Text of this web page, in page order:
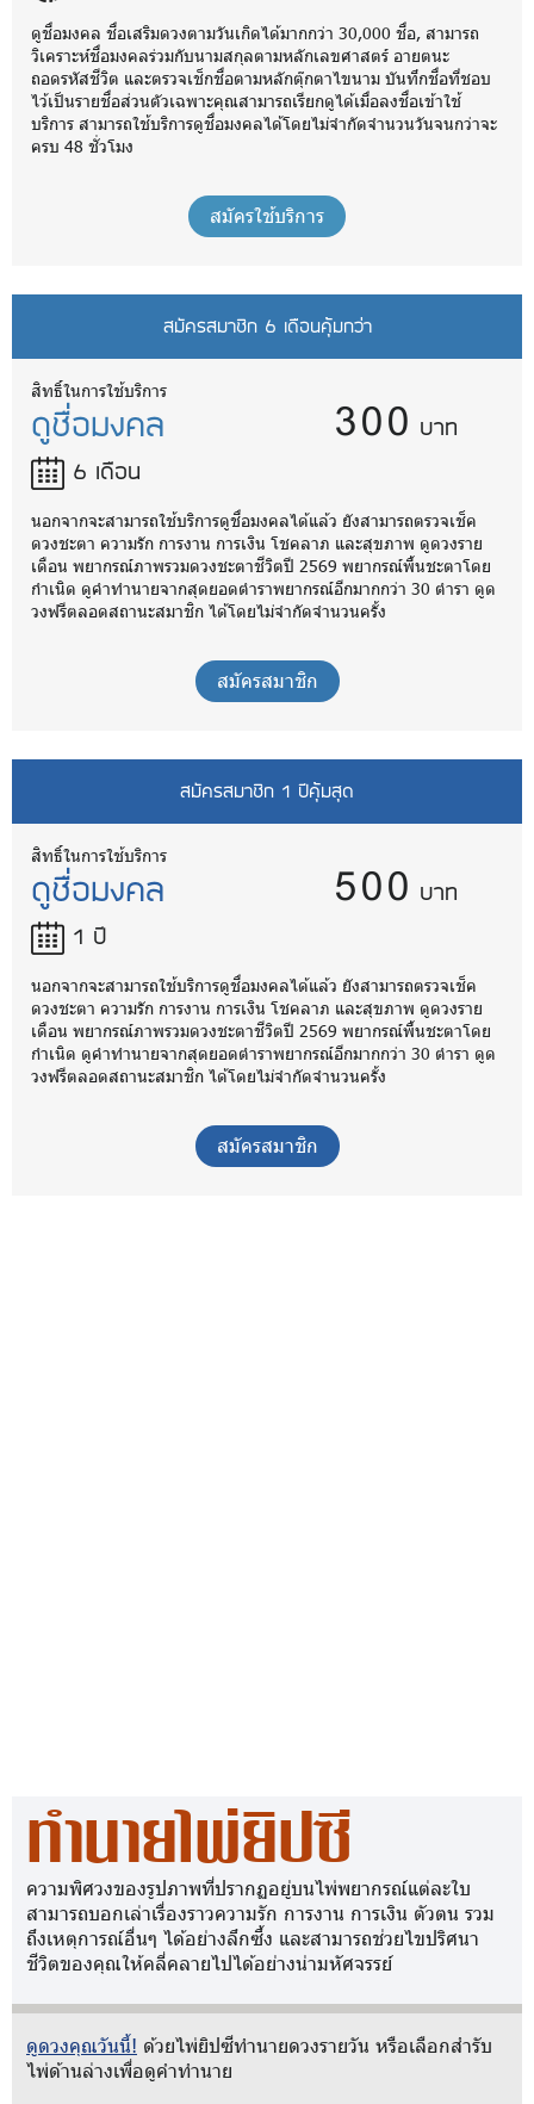
ดูชื่อมงคล ชื่อเสริมดวงตามวันเกิดได้มากกว่า 30,000 ชื่อ, สามารถ
วิเคราะห์ชื่อมงคลร่วมกับนามสกุลตามหลักเลขศาสตร์ อายตนะ
ถอดรหัสชีวิต และตรวจเช็กชื่อตามหลักตุ๊กตาไขนาม บันทึกชื่อที่ชอบ
ไว้เป็นรายชื่อส่วนตัวเฉพาะคุณสามารถเรียกดูได้เมื่อลงชื่อเข้าใช้
บริการ สามารถใช้บริการดูชื่อมงคลได้โดยไม่จำกัดจำนวนวันจนกว่าจะ
ครบ 48 ชั่วโมง
สมัครใช้บริการ
สมัครสมาชิก 6 เดือนคุ้มกว่า
สิทธิ์ในการใช้บริการ
ดูชื่อมงคล
6 เดือน
300 บาท
นอกจากจะสามารถใช้บริการดูชื่อมงคลได้แล้ว ยังสามารถตรวจเช็ค
ดวงชะตา ความรัก การงาน การเงิน โชคลาภ และสุขภาพ ดูดวงราย
เดือน พยากรณ์ภาพรวมดวงชะตาชีวิตปี 2569 พยากรณ์พื้นชะตาโดย
กำเนิด ดูคำทำนายจากสุดยอดตำราพยากรณ์อีกมากกว่า 30 ตำรา ดูด
วงฟรีตลอดสถานะสมาชิก ได้โดยไม่จำกัดจำนวนครั้ง
สมัครสมาชิก
สมัครสมาชิก 1 ปีคุ้มสุด
สิทธิ์ในการใช้บริการ
ดูชื่อมงคล
1 ปี
500 บาท
นอกจากจะสามารถใช้บริการดูชื่อมงคลได้แล้ว ยังสามารถตรวจเช็ค
ดวงชะตา ความรัก การงาน การเงิน โชคลาภ และสุขภาพ ดูดวงราย
เดือน พยากรณ์ภาพรวมดวงชะตาชีวิตปี 2569 พยากรณ์พื้นชะตาโดย
กำเนิด ดูคำทำนายจากสุดยอดตำราพยากรณ์อีกมากกว่า 30 ตำรา ดูด
วงฟรีตลอดสถานะสมาชิก ได้โดยไม่จำกัดจำนวนครั้ง
สมัครสมาชิก
ทำนายไพ่ยิปซี
ความพิศวงของรูปภาพที่ปรากฏอยู่บนไพ่พยากรณ์แต่ละใบ
สามารถบอกเล่าเรื่องราวความรัก การงาน การเงิน ตัวตน รวม
ถึงเหตุการณ์อื่นๆ ได้อย่างลึกซึ้ง และสามารถช่วยไขปริศนา
ชีวิตของคุณให้คลี่คลายไปได้อย่างน่ามหัศจรรย์
ดูดวงคุณวันนี้! ด้วยไพ่ยิปซีทำนายดวงรายวัน หรือเลือกสำรับ
ไพ่ด้านล่างเพื่อดูคำทำนาย